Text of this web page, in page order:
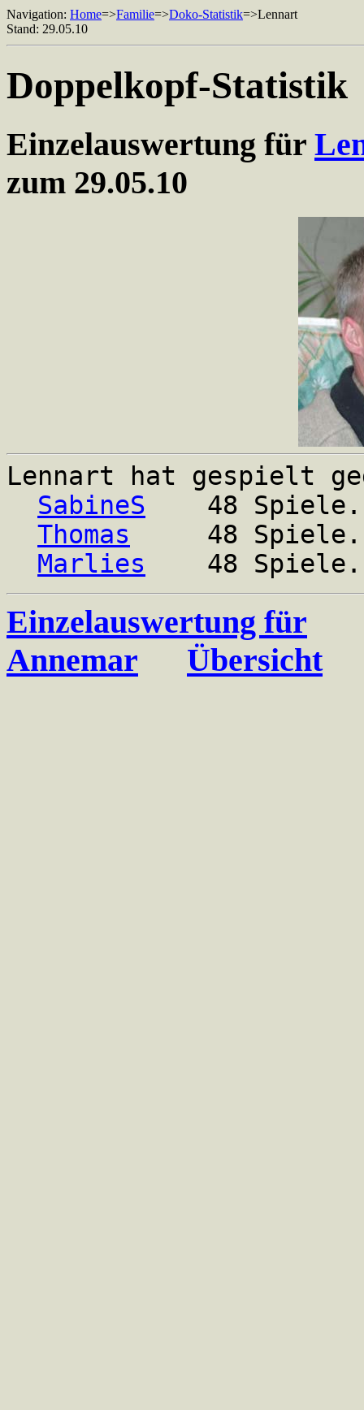
Navigation: Home=>Familie=>Doko-Statistik=>Lennart
Stand: 29.05.10
Doppelkopf-Statistik
Einzelauswertung für
zum 29.05.10
Lennart hat gespielt
SabineS 48 Spiele.
Thomas 48 Spiele.
Marlies 48 Spiele.
Einzelauswertung für
Annemar
Übersicht